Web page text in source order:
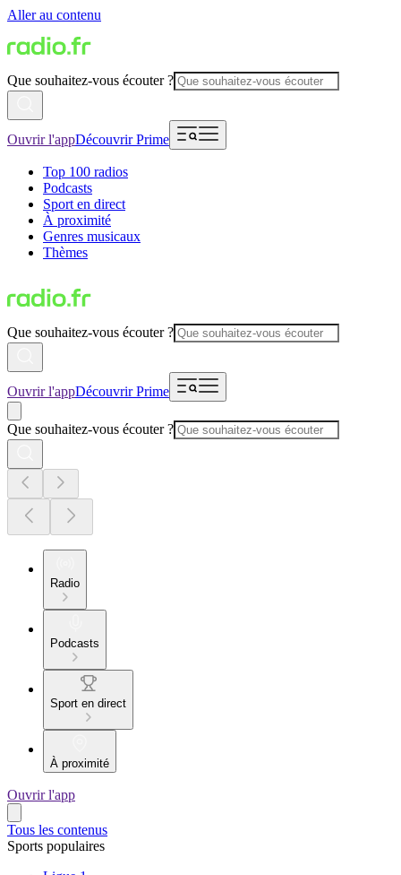
Aller au contenu
Que souhaitez-vous écouter ?
Ouvrir l'appDécouvrir Prime
Top 100 radios
Podcasts
Sport en direct
À proximité
Genres musicaux
Thèmes
Que souhaitez-vous écouter ?
Ouvrir l'appDécouvrir Prime
Que souhaitez-vous écouter ?
Radio
Podcasts
Sport en direct
À proximité
Ouvrir l'app
Tous les contenus
Sports populaires